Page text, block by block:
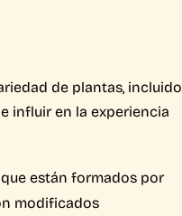
de plantas, incluido
influir en la experiencia
están formados por
modificados